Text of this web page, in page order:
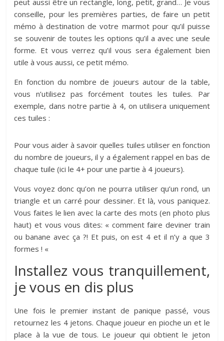
peut aussi être un rectangle, long, petit, grand… Je vous
conseille, pour les premières parties, de faire un petit
mémo à destination de votre marmot pour qu’il puisse
se souvenir de toutes les options qu’il a avec une seule
forme. Et vous verrez qu’il vous sera également bien
utile à vous aussi, ce petit mémo.
En fonction du nombre de joueurs autour de la table,
vous n’utilisez pas forcément toutes les tuiles. Par
exemple, dans notre partie à 4, on utilisera uniquement
ces tuiles :
Pour vous aider à savoir quelles tuiles utiliser en fonction
du nombre de joueurs, il y a également rappel en bas de
chaque tuile (ici le 4+ pour une partie à 4 joueurs).
Vous voyez donc qu’on ne pourra utiliser qu’un rond, un
triangle et un carré pour dessiner. Et là, vous paniquez.
Vous faites le lien avec la carte des mots (en photo plus
haut) et vous vous dites: « comment faire deviner train
ou banane avec ça ?! Et puis, on est 4 et il n’y a que 3
formes ! «
Installez vous tranquillement,
je vous en dis plus
Une fois le premier instant de panique passé, vous
retournez les 4 jetons. Chaque joueur en pioche un et le
place à la vue de tous. Le joueur qui obtient le jeton